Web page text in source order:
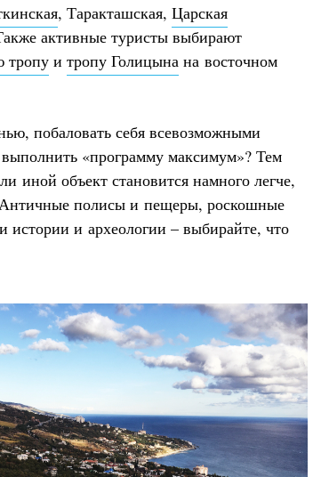
, Таракташская, Царская
активные туристы выбирают
тропу и тропу Голицына на восточном
побаловать себя всевозможными
выполнить «программу максимум»? Тем
иной объект становится намного легче,
Античные полисы и пещеры, роскошные
и археологии – выбирайте, что